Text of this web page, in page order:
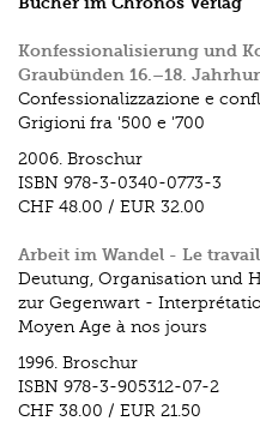
Konfessionalisierung und
Graubünden 16.–18.
Confessionalizzazione e
Grigioni fra '500 e '700
2006. Broschur
ISBN 978-3-0340-0773-3
CHF 48.00 / EUR 32.00
Arbeit im Wandel - Le
Deutung, Organisation und
zur Gegenwart -
Moyen Age à nos jours
1996. Broschur
ISBN 978-3-905312-07-2
CHF 38.00 / EUR 21.50